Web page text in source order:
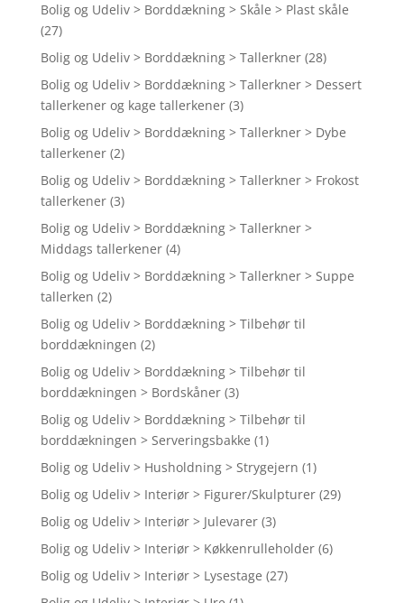
Bolig og Udeliv > Borddækning > Skåle > Plast skåle
(27)
Bolig og Udeliv > Borddækning > Tallerkner (28)
Bolig og Udeliv > Borddækning > Tallerkner > Dessert
tallerkener og kage tallerkener (3)
Bolig og Udeliv > Borddækning > Tallerkner > Dybe
tallerkener (2)
Bolig og Udeliv > Borddækning > Tallerkner > Frokost
tallerkener (3)
Bolig og Udeliv > Borddækning > Tallerkner >
Middags tallerkener (4)
Bolig og Udeliv > Borddækning > Tallerkner > Suppe
tallerken (2)
Bolig og Udeliv > Borddækning > Tilbehør til
borddækningen (2)
Bolig og Udeliv > Borddækning > Tilbehør til
borddækningen > Bordskåner (3)
Bolig og Udeliv > Borddækning > Tilbehør til
borddækningen > Serveringsbakke (1)
Bolig og Udeliv > Husholdning > Strygejern (1)
Bolig og Udeliv > Interiør > Figurer/Skulpturer (29)
Bolig og Udeliv > Interiør > Julevarer (3)
Bolig og Udeliv > Interiør > Køkkenrulleholder (6)
Bolig og Udeliv > Interiør > Lysestage (27)